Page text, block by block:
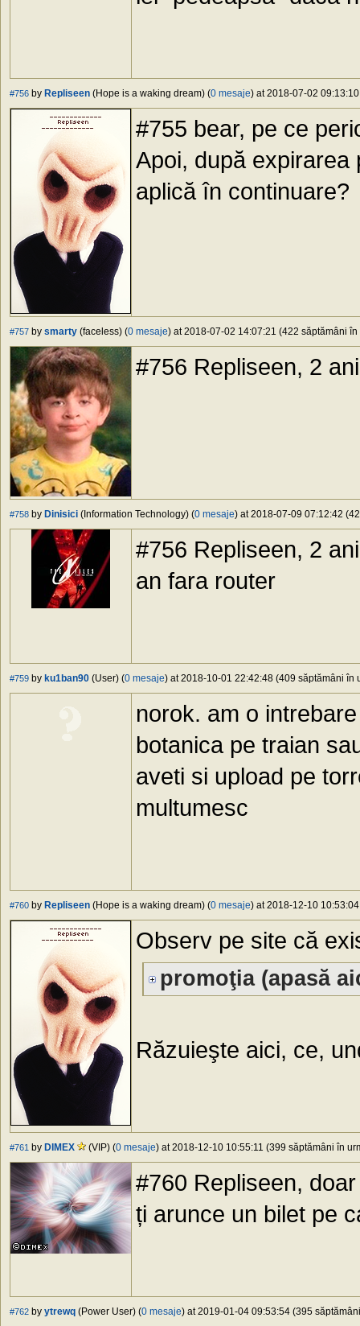
#756 by Repliseen (Hope is a waking dream) (0 mesaje) at 2018-07-02
#755 bear, pe ce
Apoi, după
aplică în continuare?
#757 by smarty (faceless) (0 mesaje) at 2018-07-02 14:07:21 (422 săptămâni în
#756 Repliseen, 2 ani
#758 by Dinisici (Information Technology) (0 mesaje) at 2018-07-09 07:12:42
#756 Repliseen, 2
an fara router
#759 by ku1ban90 (User) (0 mesaje) at 2018-10-01 22:42:48 (409 săptămâni în
norok. am o
botanica pe traian
aveti si upload pe
multumesc
#760 by Repliseen (Hope is a waking dream) (0 mesaje) at 2018-12-10
Observ pe site că
promoţia (apasă
Răzuieşte aici, ce,
#761 by DIMEX (VIP) (0 mesaje) at 2018-12-10 10:55:11 (399 săptămâni în
#760 Repliseen,
ți arunce un bilet pe
#762 by ytrewq (Power User) (0 mesaje) at 2019-01-04 09:53:54 (395